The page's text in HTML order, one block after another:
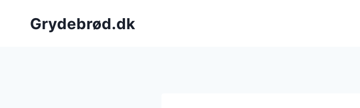
Grydebrød.dk